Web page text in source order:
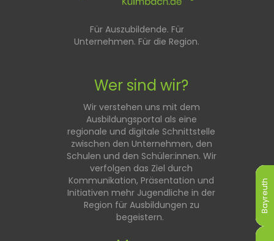
Bayreuth
Bayreuth
Bayreuth
Bayreuth
Bayreuth
Bayreuth
Für Auszubildende. Für
Unternehmen. Für die Region.
Wer sind wir?
Wir verstehen uns mit dem
Ausbildungsportal als eine
regionale und digitale Schnittstelle
zwischen den Unternehmen, den
Schulen und den Schüler:innen. Wir
verfolgen das Ziel durch
Kommunikation, Präsentation und
Initiativen mehr Jugendliche in der
Region für Ausbildungen zu
begeistern.